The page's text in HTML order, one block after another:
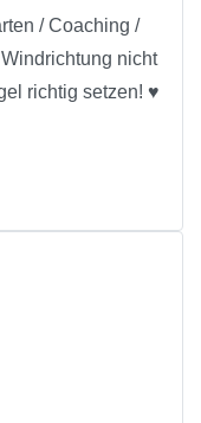
/ Coaching /
nicht
richtig setzen! ♥